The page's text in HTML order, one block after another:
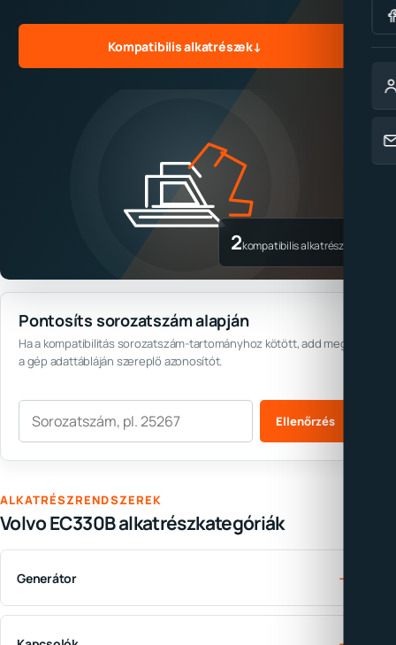
Kompatibilis alkatrészek↓
2kompatibilis alkatrész
Pontosíts sorozatszám alapján
Ha a kompatibilitás sorozatszám-tartományhoz kötött, add meg
a gép adattábláján szereplő azonosítót.
Ellenőrzés
ALKATRÉSZRENDSZEREK
Volvo EC330B alkatrészkategóriák
Generátor →